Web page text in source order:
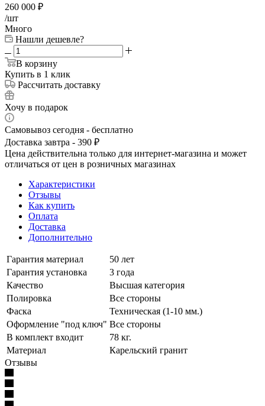
260 000 ₽
/шт
Много
Нашли дешевле?
В корзину
Купить в 1 клик
Рассчитать доставку
Хочу в подарок
Самовывоз сегодня - бесплатно
Доставка завтра - 390 ₽
Цена действительна только для интернет-магазина и может
отличаться от цен в розничных магазинах
Характеристики
Отзывы
Как купить
Оплата
Доставка
Дополнительно
Гарантия материал
50 лет
Гарантия установка
3 года
Качество
Высшая категория
Полировка
Все стороны
Фаска
Техническая (1-10 мм.)
Оформление "под ключ" Все стороны
В комплект входит
78 кг.
Материал
Карельский гранит
Отзывы